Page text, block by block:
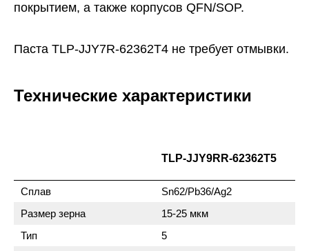
покрытием, а также корпусов QFN/SOP.
Паста TLP-JJY7R-62362T4 не требует отмывки.
Технические характеристики
TLP-JJY9RR-62362T5
Сплав
Sn62/Pb36/Ag2
Размер зерна
15-25 мкм
Тип
5